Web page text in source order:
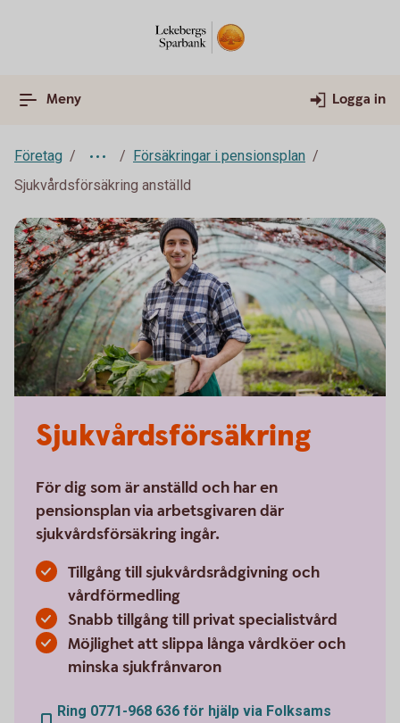
Meny Logga in
Företag
Försäkringar i pensionsplan
Sjukvårdsförsäkring anställd
Sjukvårdsförsäkring
För dig som är anställd och har en
pensionsplan via arbetsgivaren där
sjukvårdsförsäkring ingår.
Tillgång till sjukvårdsrådgivning och
vårdförmedling
Snabb tillgång till privat specialistvård
Möjlighet att slippa långa vårdköer och
minska sjukfrånvaron
Ring 0771-968 636 för hjälp via Folksams